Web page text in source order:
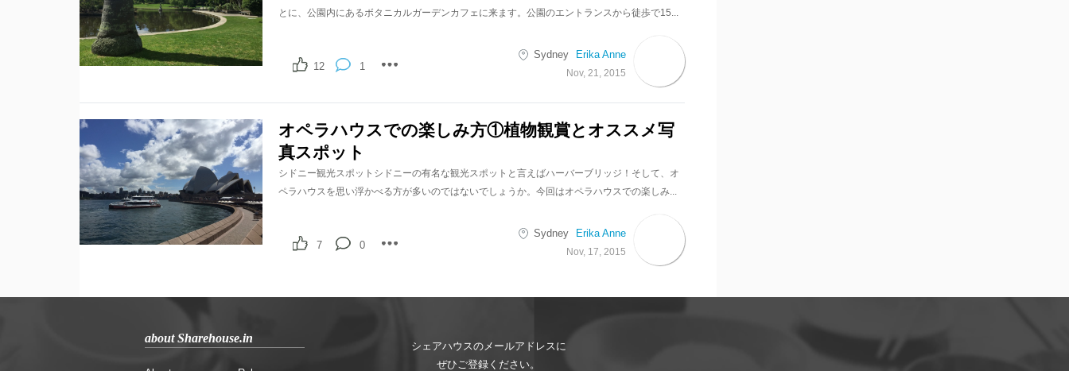
とに、公園内にあるボタニカルガーデンカフェに来ます。公園のエントランスから徒歩で15...
Sydney Erika Anne
Nov, 21, 2015
1
12
オペラハウスでの楽しみ方①植物観賞とオススメ写
真スポット
シドニー観光スポットシドニーの有名な観光スポットと言えばハーバーブリッジ！そして、オ
ペラハウスを思い浮かべる方が多いのではないでしょうか。今回はオペラハウスでの楽しみ...
Sydney Erika Anne
Nov, 17, 2015
0
7
about Sharehouse.in
シェアハウスのメールアドレスに
ぜひご登録ください。